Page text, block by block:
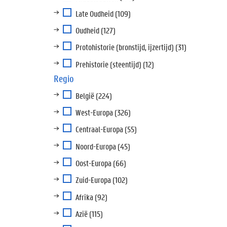
Late Oudheid(109)
Oudheid(127)
Protohistorie (bronstijd, ijzertijd) (31)
Prehistorie (steentijd) (12)
Regio
België(224)
West-Europa (326)
Centraal-Europa (55)
Noord-Europa (45)
Oost-Europa (66)
Zuid-Europa (102)
Afrika (92)
Azië(115)